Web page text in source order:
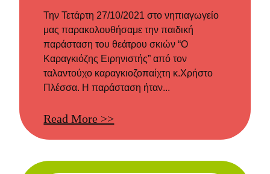
Την Τετάρτη 27/10/2021 στο νηπιαγωγείο
μας παρακολουθήσαμε την παιδική
παράσταση του θεάτρου σκιών “Ο
Καραγκιόζης Ειρηνιστής” από τον
ταλαντούχο καραγκιοζοπαίχτη κ.Χρήστο
Πλέσσα. Η παράσταση ήταν...
Read More >>